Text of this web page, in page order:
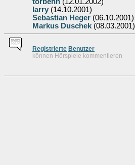
larry (14.10.2001)
Sebastian Heger (06.10.2001)
Markus Duschek (08.03.2001)
Registrierte Benutzer
können Hörspiele kommentieren